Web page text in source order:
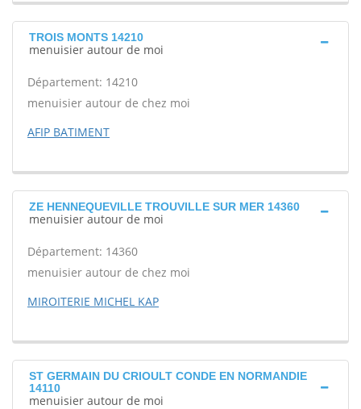
TROIS MONTS 14210
menuisier autour de moi
Département: 14210
menuisier autour de chez moi
AFIP BATIMENT
ZE HENNEQUEVILLE TROUVILLE SUR MER 14360
menuisier autour de moi
Département: 14360
menuisier autour de chez moi
MIROITERIE MICHEL KAP
ST GERMAIN DU CRIOULT CONDE EN NORMANDIE
14110
menuisier autour de moi